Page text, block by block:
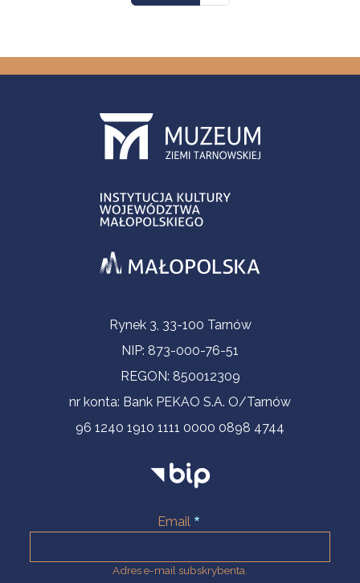
Informacje kontaktoweRynek 3, 33-100 Tarnów
NIP: 873-000-76-51
REGON: 850012309
nr konta: Bank PEKAO S.A. O/Tarnów
96 1240 1910 1111 0000 0898 4744
Email
Adres e-mail subskrybenta.